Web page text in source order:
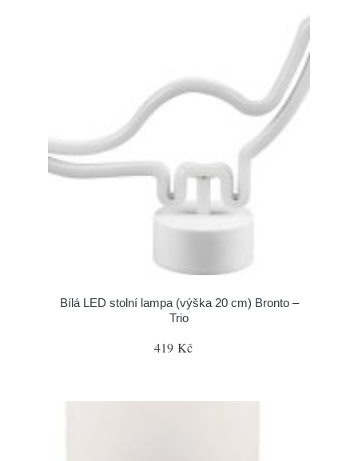
Bílá LED stolní lampa (výška 20 cm) Bronto –
Trio
419 Kč